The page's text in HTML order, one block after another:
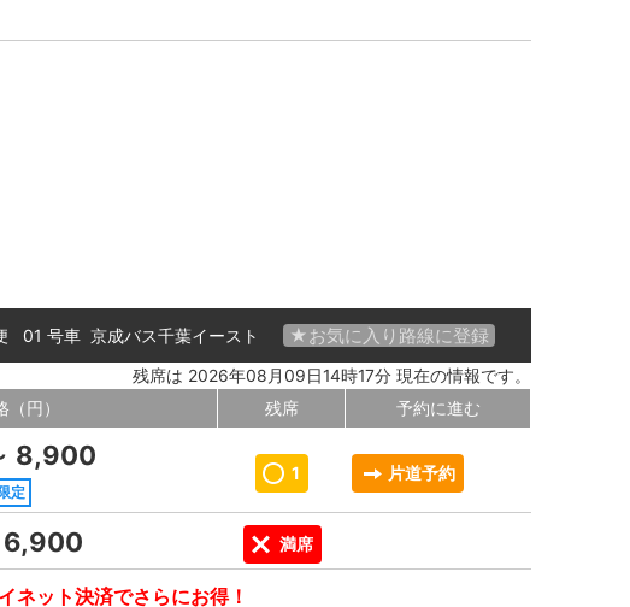
★お気に入り路線に登録
01 号車 京成バス千葉イースト
残席は 2026年08月09日14時17分 現在の情報です。
（円） 残席 予約に進む
8,900
定
1 片道予約
6,900 満席
ネット決済でさらにお得！